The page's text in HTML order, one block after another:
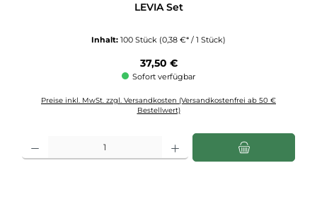
LEVIA Set
Inhalt: 100 Stück (0,38 €* / 1 Stück)
Regulärer Preis:
37,50 €
Sofort verfügbar
Preise inkl. MwSt. zzgl. Versandkosten (Versandkostenfrei ab 50 €
Bestellwert)
Produkt Anzahl: Gib den gewünschten Wert ein oder benutze die Schaltflächen